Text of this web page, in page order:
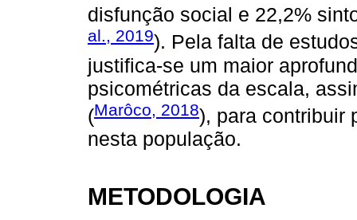
disfunção social e 22,2%
al., 2019). Pela falta de
justifica-se um maior
psicométricas da escala,
(Marôco, 2018), para contribuir
nesta população.
METODOLOGIA